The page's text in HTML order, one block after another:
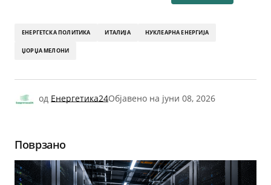
ЕНЕРГЕТСКА ПОЛИТИКА ИТАЛИЈА НУКЛЕАРНА ЕНЕРГИЈА
ЏОРЏА МЕЛОНИ
од Енергетика24Објавено на јуни 08, 2026
Поврзано